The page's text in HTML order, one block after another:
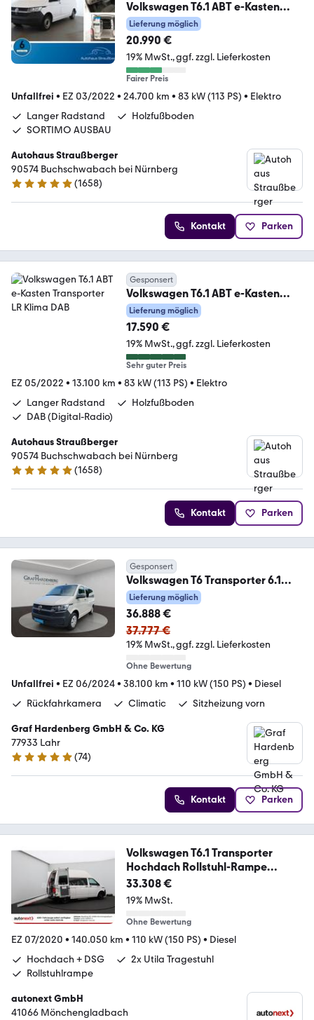
Volkswagen T6.1 ABT e-Kasten
Transporter LR Klima DAB RFK
Lieferung möglich
20.990 €
19% MwSt. ggf. zzgl. Lieferkosten
Fairer Preis
Unfallfrei • EZ 03/2022 • 24.700 km • 83 kW (113 PS) • Elektro
Langer Radstand
Holzfußboden
SORTIMO AUSBAU
Autohaus Straußberger
90574 Buchschwabach bei Nürnberg
4.9 Sterne
(1658)
Kontakt Parken
Gesponsert
Volkswagen T6.1 ABT e-Kasten
Transporter LR Klima DAB
Lieferung möglich
17.590 €
19% MwSt. ggf. zzgl. Lieferkosten
Sehr guter Preis
EZ 05/2022 • 13.100 km • 83 kW (113 PS) • Elektro
Langer Radstand
Holzfußboden
DAB (Digital-Radio)
Autohaus Straußberger
90574 Buchschwabach bei Nürnberg
4.9 Sterne
(1658)
Kontakt Parken
Gesponsert
Volkswagen T6 Transporter 6.1
Kombi TDI DSG 9 Sitze AHK
Lieferung möglich
36.888 €
37.777 €
19% MwSt. ggf. zzgl. Lieferkosten
Ohne Bewertung
Unfallfrei • EZ 06/2024• 38.100 km • 110 kW (150 PS) • Diesel
Rückfahrkamera
Climatic Sitzheizung vorn
Graf Hardenberg GmbH & Co. KG
77933 Lahr
4.9 Sterne
(74)
Kontakt Parken
Volkswagen T6.1 Transporter
Hochdach Rollstuhl-Rampe
Trages
33.308 €
19% MwSt.
Ohne Bewertung
EZ 07/2020 • 140.050 km • 110 kW (150 PS) • Diesel
Hochdach + DSG
2x Utila Tragestuhl
Rollstuhlrampe
autonext GmbH
41066 Mönchengladbach